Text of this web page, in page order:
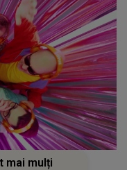
mai mulți